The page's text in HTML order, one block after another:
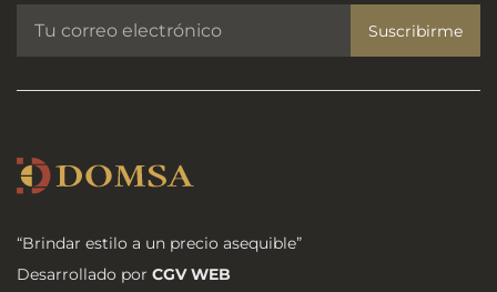
Suscribirme
“Brindar estilo a un precio asequible”
Desarrollado por CGV WEB